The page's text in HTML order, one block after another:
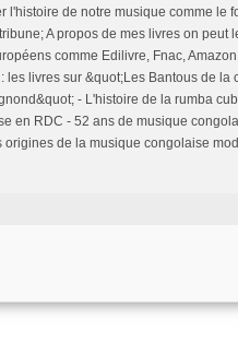
l'histoire de notre musique comme le
A propos de mes livres on peut
comme Edilivre, Fnac,
: les livres sur &quot;Les Bantous de la
- L'histoire de la rumba
en RDC - 52 ans de musique
origines de la musique congolaise